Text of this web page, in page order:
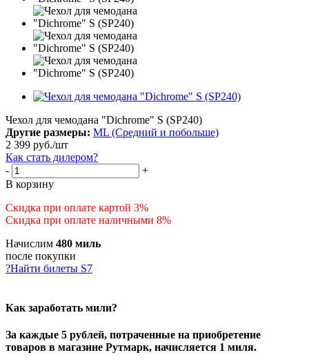
Чехол для чемодана "Dichrome" S (SP240)
Другие размеры: ML (Средний и побольше)
2 399 руб./шт
Как стать дилером?
-
+
В корзину
Скидка при оплате картой 3%
Скидка при оплате наличными 8%
Начислим 480 миль
после покупки
?Найти билеты S7
Как заработать мили?
За каждые 5 рублей, потраченные на приобретение
товаров в магазине Рутмарк, начисляется 1 миля.